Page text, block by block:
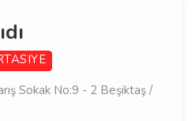
Sokak No:9 - 2 Beşiktaş /